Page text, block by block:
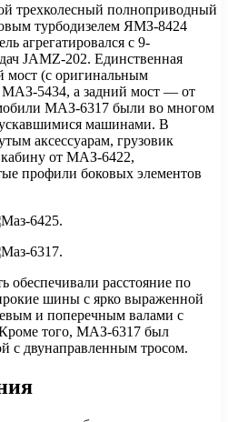
трехколесный полноприводный
турбодизелем ЯМЗ-8424
агрегатировался с 9-
JAMZ-202. Единственная
мост (с оригинальным
МАЗ-5434, а задний мост — от
МАЗ-6317 были во многом
машинами. В
аксессуарам, грузовик
от МАЗ-6422,
профили боковых элементов
расстояние по
шины с ярко выраженной
и поперечным валами с
того, МАЗ-6317 был
с двунаправленным тросом.